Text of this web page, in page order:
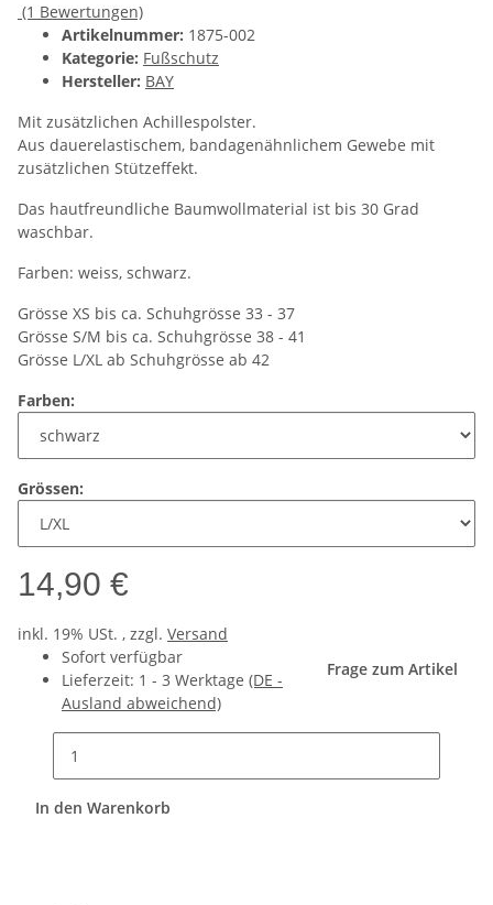
(1 Bewertungen)
Artikelnummer: 1875-002
Kategorie: Fußschutz
Hersteller: BAY
Mit zusätzlichen Achillespolster.
Aus dauerelastischem, bandagenähnlichem Gewebe mit
zusätzlichen Stützeffekt.
Das hautfreundliche Baumwollmaterial ist bis 30 Grad
waschbar.
Farben: weiss, schwarz.
Grösse XS bis ca. Schuhgrösse 33 - 37
Grösse S/M bis ca. Schuhgrösse 38 - 41
Grösse L/XL ab Schuhgrösse ab 42
Farben:
Grössen:
14,90 €
inkl. 19% USt. , zzgl. Versand
Sofort verfügbar
Lieferzeit: 1 - 3 Werktage (DE -
Ausland abweichend)
Frage zum Artikel
In den Warenkorb